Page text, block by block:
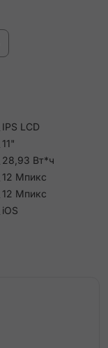
IPS LCD
11"
28,93 Вт*ч
12 Мпикс
12 Мпикс
iOS